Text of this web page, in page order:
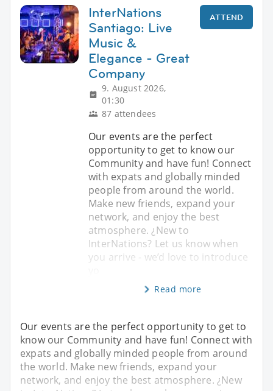
InterNations
Santiago: Live
Music &
Elegance - Great
Company
9. August 2026,
01:30
87 attendees
ATTEND
Our events are the perfect
opportunity to get to know our
Community and have fun! Connect
with expats and globally minded
people from around the world.
Make new friends, expand your
network, and enjoy the best
atmosphere. ¿New to
InterNations? Let us know when
you arrive - we’d love to introduce
Read more
Our events are the perfect opportunity to get to
know our Community and have fun! Connect with
expats and globally minded people from around
the world. Make new friends, expand your
network, and enjoy the best atmosphere. ¿New